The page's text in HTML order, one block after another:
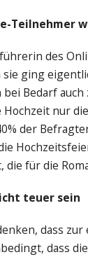
Teilnehmer
des
ging
Bedarf
nur
der
die für die
teuer sein
dass
dass